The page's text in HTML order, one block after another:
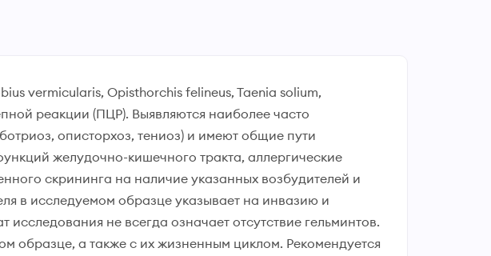
vermicularis, Opisthorchis felineus, Taenia solium,
реакции (ПЦР). Выявляются наиболее часто
описторхоз, тениоз) и имеют общие пути
желудочно-кишечного тракта, аллергические
скрининга на наличие указанных возбудителей и
в исследуемом образце указывает на инвазию и
не всегда означает отсутствие гельминтов.
образце, а также с их жизненным циклом. Рекомендуется